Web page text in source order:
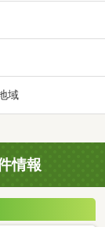
域
情報